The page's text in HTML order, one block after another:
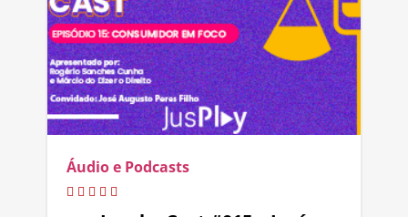
Áudio e Podcasts